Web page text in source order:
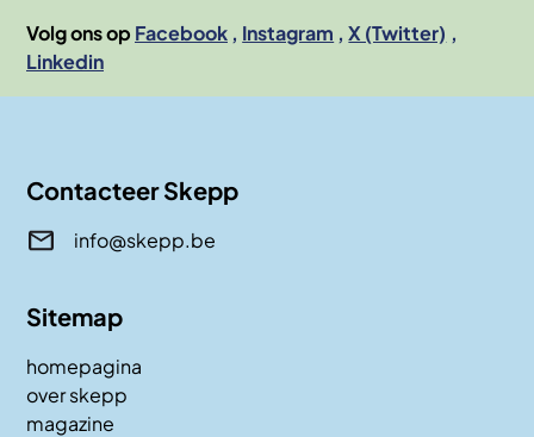
Volg ons op Facebook Instagram
X (Twitter)
Linkedin
Contacteer Skepp
info@skepp.be
Sitemap
homepagina
over skepp
magazine